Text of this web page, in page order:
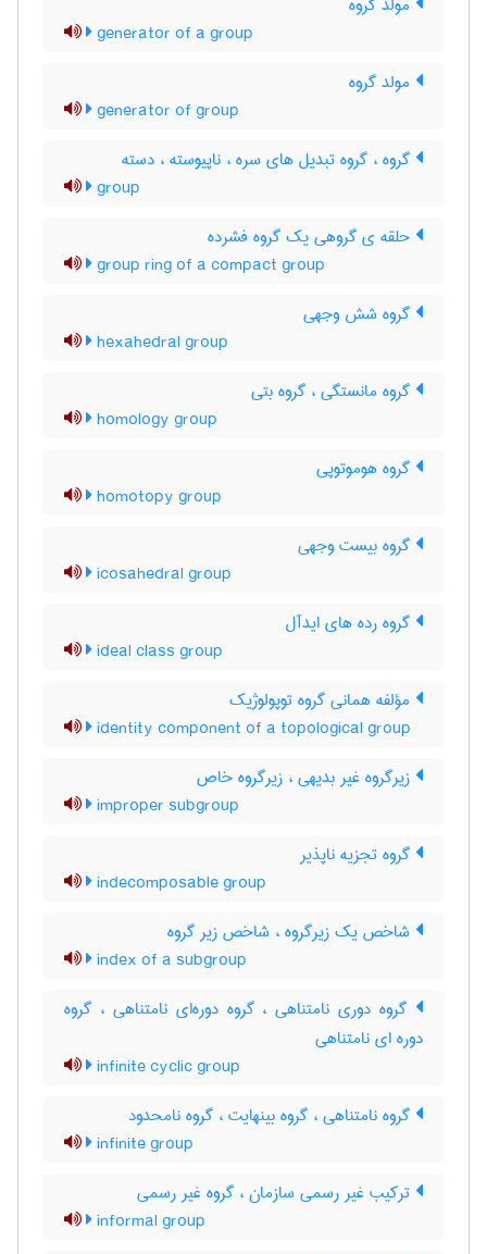
generator of a group
مولد گروه
generator of group
گروه ، گروه تبدیل های سره ، ناپیوسته ، دسته
group
حلقه ی گروهی یک گروه فشرده
group ring of a compact group
گروه شش وجهی
hexahedral group
گروه مانستگی ، گروه بتی
homology group
گروه هوموتوپی
homotopy group
گروه بیست وجهی
icosahedral group
گروه رده های ایدآل
ideal class group
مؤلفه همانی گروه توپولوژیک
identity component of a topological group
زیرگروه غیر بدیهی ، زیرگروه خاص
improper subgroup
گروه تجزیه ناپذیر
indecomposable group
شاخص یک زیرگروه ، شاخص زیر گروه
index of a subgroup
گروه دوری نامتناهی ، گروه دوره‌ای نامتناهی ، گروه
دوره ای نامتناهی
infinite cyclic group
گروه نامتناهی ، گروه بینهایت ، گروه نامحدود
infinite group
ترکیب غیر رسمی سازمان ، گروه غیر رسمی
informal group